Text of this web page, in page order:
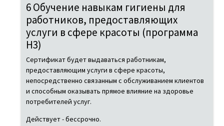
6 Обучение навыкам гигиены для
работников, предоставляющих
услуги в сфере красоты (программа
H3)
Сертификат будет выдаваться работникам,
предоставляющим услуги в сфере красоты,
непосредственно связанным с обслуживанием клиентов
и способным оказывать прямое влияние на здоровье
потребителей услуг.
Действует - бессрочно.